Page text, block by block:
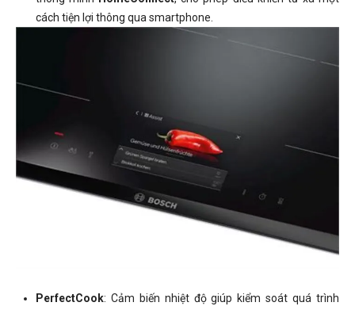
cách tiện lợi thông qua smartphone.
PerfectCook: Cảm biến nhiệt độ giúp kiểm soát quá trình